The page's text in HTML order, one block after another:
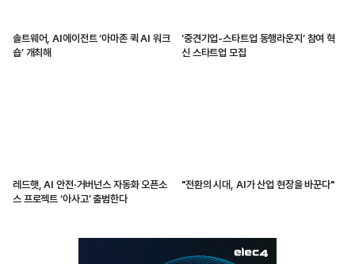
솔트웨어, AI에이전트 ‘아마존 퀵 AI 워크
숍’ 개최해
‘중견기업-스타트업 동행라운지’ 참여 혁
신 스타트업 모집
레드햇, AI 안전·거버넌스 자동화 오픈소
스 프로젝트 ‘아사고’ 출범한다
"전환의 시대, AI가 산업 현장을 바꾼다"